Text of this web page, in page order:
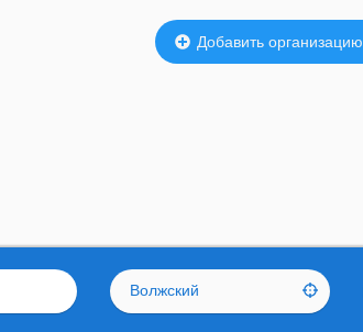
Добавить организацию
Волжский